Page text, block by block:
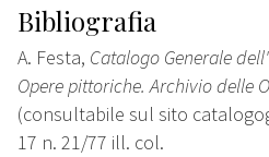
Bibliografia
A. Festa, Catalogo Generale
Opere pittoriche. Archivio delle
(consultabile sul sito
17 n. 21/77 ill. col.